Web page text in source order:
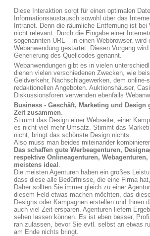
Diese Interaktion sorgt für einen optimalen
Informationsaustausch sowohl über das
Intranet. Denn die räumliche Entfernung ist bei
nicht relevant. Durch die Eingabe einer
sogenannten URL – in einen Webbrowser, wird
Webanwendung gestartet. Diesen Vorgang
Generierung des Quellcodes genannt.
Webanwendungen gibt es in vielen
dienen vielen verschiedenen Zwecken, wie
Geldverkehr, Nachschlagewerken, dem online-
redaktionellen Angeboten. Auktionshäuser,
Diskussionsforen verwenden ebenfalls
Business - Geschäft, Marketing und Design
Zeit zusammen.
Stimmt das Design einer Webseite, einer
es nicht viel mehr Umsatz. Stimmt das
nicht, bringt das schönste Design nichts.
Also muss man beides miteinander
Das schaffen gute Werbeagenturen,
respektive Onlineagenturen,
meistens ideal .
Die meisten Agenturen haben ein großes
dass diese alle Bedürfnisse, die eine Firma
Daher sollten Sie immer gleich zu einer
diesem Feld etwas machen möchten, das
Designs oder Kampagnen erstellen und Ihnen
auch viel Zeit ersparen. Agenturen liefern
sehen lassen können. Es ist eben besser,
ran zulassen, bevor Sie evtl. selbst an etwas
am Ende nichts bringt.